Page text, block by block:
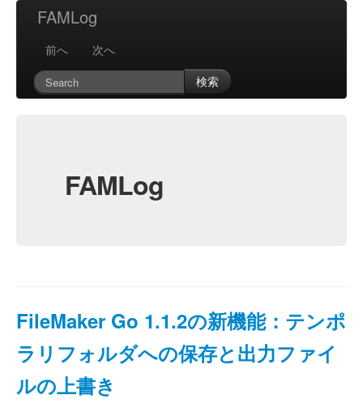
FAMLog
前へ
次へ
検索
FAMLog
FileMaker Go 1.1.2の新機能：テンポ
ラリフォルダへの保存と出力ファイ
ルの上書き